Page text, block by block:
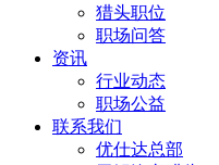
猎头职位
职场问答
资讯
行业动态
职场公益
联系我们
优仕达总部